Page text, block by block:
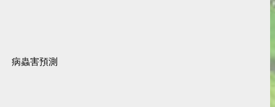
病蟲害預測